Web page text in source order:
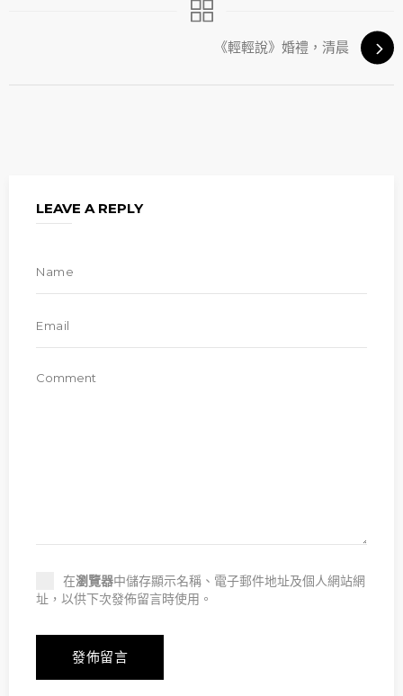
《輕輕說》婚禮，清晨
LEAVE A REPLY
在瀏覽器中儲存顯示名稱、電子郵件地址及個人網站網
址，以供下次發佈留言時使用。